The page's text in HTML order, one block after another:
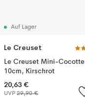
Auf Lager
Le Creuset
Le Creuset Mini-Cocotte
10cm, Kirschrot
20,63 €
UVP 29,90 €